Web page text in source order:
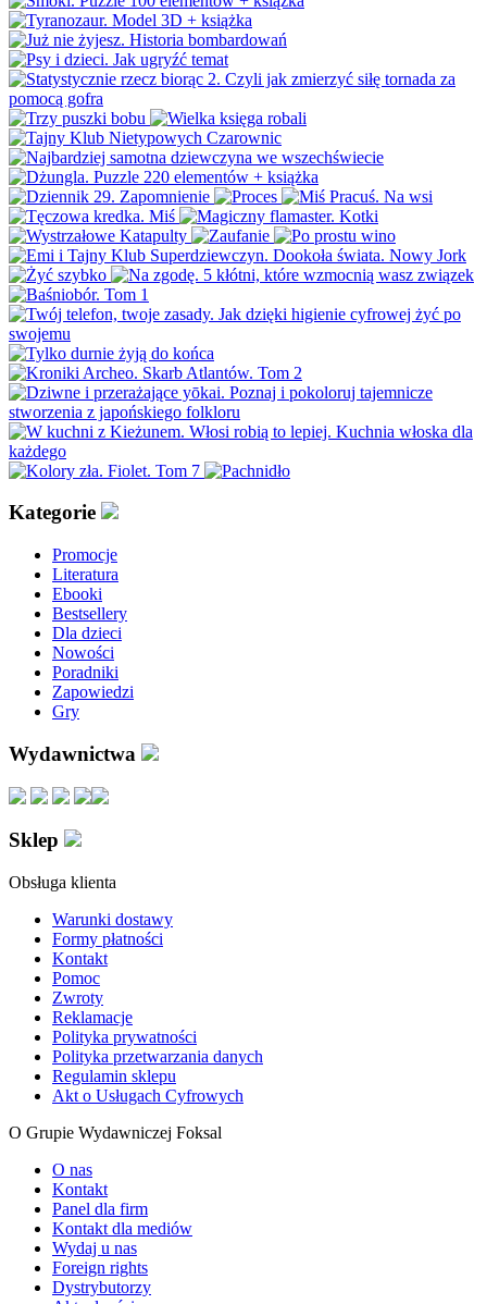
Kategorie
Promocje
Literatura
Ebooki
Bestsellery
Dla dzieci
Nowości
Poradniki
Zapowiedzi
Gry
Wydawnictwa
Sklep
Obsługa klienta
Warunki dostawy
Formy płatności
Kontakt
Pomoc
Zwroty
Reklamacje
Polityka prywatności
Polityka przetwarzania danych
Regulamin sklepu
Akt o Usługach Cyfrowych
O Grupie Wydawniczej Foksal
O nas
Kontakt
Panel dla firm
Kontakt dla mediów
Wydaj u nas
Foreign rights
Dystrybutorzy